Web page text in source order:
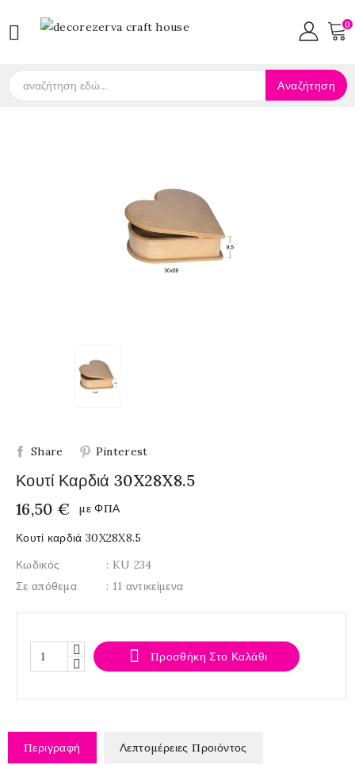
 0
Αναζήτηση
Share Pinterest
Κουτί Καρδιά 30X28X8.5
16,50 €
με ΦΠΑ
Κουτί καρδιά 30X28X8.5
Κωδικός
: KU 234
Σε απόθεμα
: 11 αντικείμενα
 Προσθήκη Στο Καλάθι
Περιγραφή Λεπτομέρειες Προιόντος